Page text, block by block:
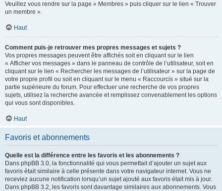
Veuillez vous rendre sur la page « Membres » puis cliquer sur le lien « Trouver
un membre ».
Haut
Comment puis-je retrouver mes propres messages et sujets ?
Vos propres messages peuvent être affichés soit en cliquant sur le lien
« Afficher vos messages » dans le panneau de contrôle de l’utilisateur, soit en
cliquant sur le lien « Rechercher les messages de l’utilisateur » sur la page de
votre propre profil ou soit en cliquant sur le menu « Raccourcis » situé sur la
partie supérieure du forum. Pour effectuer une recherche de vos propres
sujets, utilisez la recherche avancée et remplissez convenablement les options
qui vous sont disponibles.
Haut
Favoris et abonnements
Quelle est la différence entre les favoris et les abonnements ?
Dans phpBB 3.0, la fonctionnalité qui vous permettait d’ajouter un sujet aux
favoris était similaire à celle présente dans votre navigateur internet. Vous ne
receviez aucune notification lorsqu’un sujet ajouté aux favoris était mis à jour.
Dans phpBB 3.2, les favoris sont davantage similaires aux abonnements. Vous